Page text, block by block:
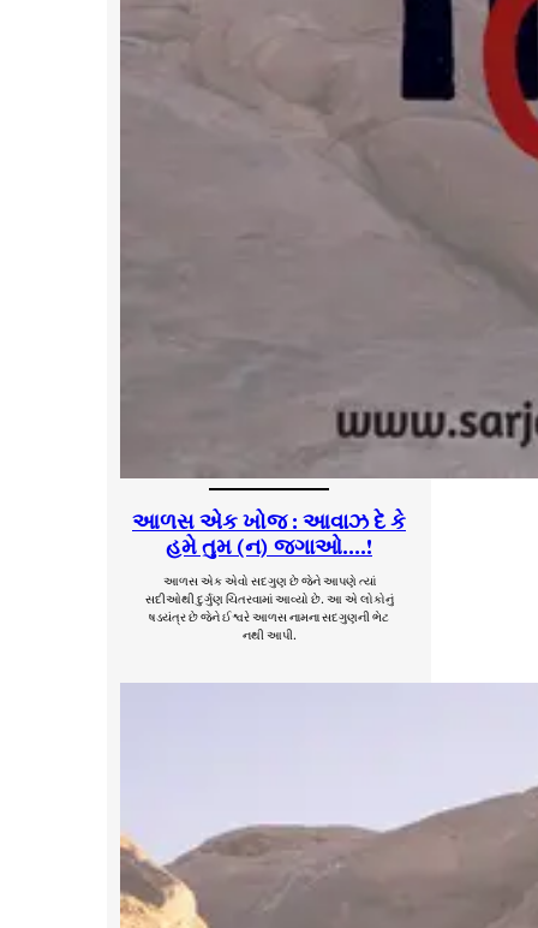
આળસ એક ખોજ : આવાઝ દે કે
હમે તુમ (ન) જગાઓ….!
આળસ એક એવો સદગુણ છે જેને આપણે ત્યાં
સદીઓથી દુર્ગુણ ચિતરવામાં આવ્યો છે. આ એ લોકોનું
ષડયંત્ર છે જેને ઈશ્વરે આળસ નામના સદગુણની ભેટ
નથી આપી.